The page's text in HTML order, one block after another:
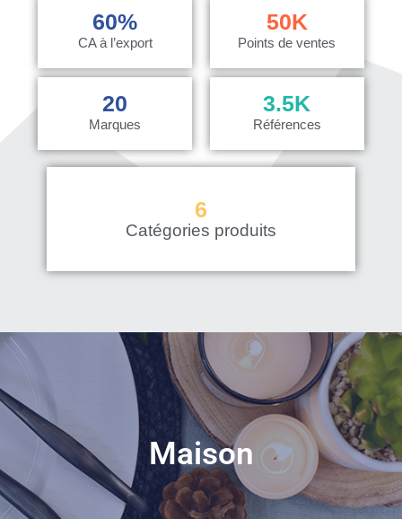
CA à l’export
60%
Points de ventes
50K
Marques
20
Références
3.5K
Catégories produits
6
Maison
Maison
Plaisir d'offrir, joie de recevoir : couteaux, balances, carafes
pour le vin, sceaux à glaçons, paniers pique-nique, autant
d'idées cadeaux élégantes et raffinées.
En savoir plus